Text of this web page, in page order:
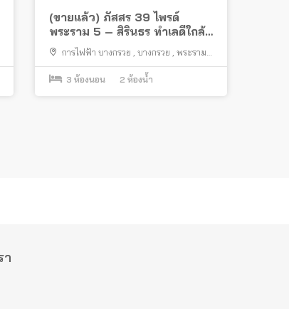
(ขายแล้ว) ภัสสร 39 ไพรด์
พระราม 5 – สิรินธร ทำเลดีใกล้
รถไฟฟ้า พร้อมอยู่
การไฟฟ้า บางกรวย บางกรวย
พระราม
5 , วัดชลอ , ถนนบางกรวย ไทรน้อย
3 ห้องนอน 2 ห้องน้ำ
า